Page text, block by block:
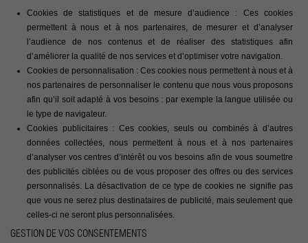
Cookies de statistiques et de mesure d’audience : Ces cookies
permettent à nous et à nos partenaires, de mesurer et d’analyser
l’audience de nos contenus et de réaliser des statistiques afin
d’améliorer la qualité de nos services et d’optimiser votre navigation.
Cookies de personnalisation : Ces cookies nous permettent à nous et à
nos partenaires de personnaliser le contenu que nous vous proposons
afin qu’il soit adapté à vos besoins : par exemple la langue utilisée ou
le type de navigateur.
Cookies publicitaires : Ces cookies, seuls ou combinés à d’autres
données collectées, nous permettent à nous et à nos partenaires
d’analyser vos centres d’intérêt ou vos besoins afin de vous soumettre
des publicités ciblées ou de vous proposer des offres ou des services
personnalisés. La désactivation de ce type de cookies ne signifie pas
que vous ne serez plus destinataires de publicité, mais seulement que
celles-ci ne seront plus personnalisées.
GESTION DE VOS CONSENTEMENTS